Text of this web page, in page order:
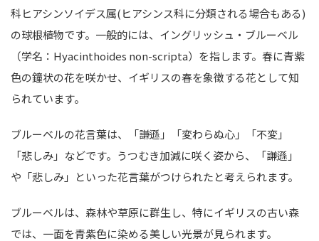
科ヒアシンソイデス属(ヒアシンス科に分類される場合もある)
の球根植物です。一般的には、イングリッシュ・ブルーベル
（学名：Hyacinthoides non-scripta）を指します。春に青紫
色の鐘状の花を咲かせ、イギリスの春を象徴する花として知
られています。
ブルーベルの花言葉は、「謙遜」「変わらぬ心」「不変」
「悲しみ」などです。うつむき加減に咲く姿から、「謙遜」
や「悲しみ」といった花言葉がつけられたと考えられます。
ブルーベルは、森林や草原に群生し、特にイギリスの古い森
では、一面を青紫色に染める美しい光景が見られます。